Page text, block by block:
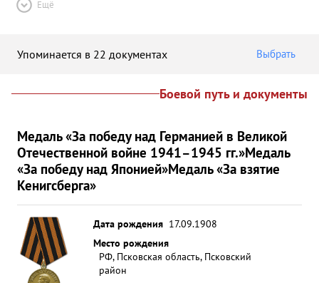
Ещё
Упоминается в 22 документах Выбрать
Боевой путь и документы
Медаль «За победу над Германией в Великой
Отечественной войне 1941–1945 гг.»Медаль
«За победу над Японией»Медаль «За взятие
Кенигсберга»
Дата рождения 17.09.1908
Место рождения
РФ, Псковская область, Псковский
район